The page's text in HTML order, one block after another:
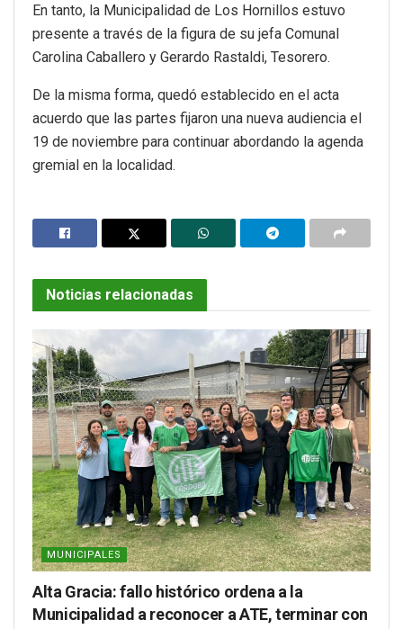
En tanto, la Municipalidad de Los Hornillos estuvo
presente a través de la figura de su jefa Comunal
Carolina Caballero y Gerardo Rastaldi, Tesorero.
De la misma forma, quedó establecido en el acta
acuerdo que las partes fijaron una nueva audiencia el
19 de noviembre para continuar abordando la agenda
gremial en la localidad.
Noticias relacionadas
MUNICIPALES
Alta Gracia: fallo histórico ordena a la
Municipalidad a reconocer a ATE, terminar con